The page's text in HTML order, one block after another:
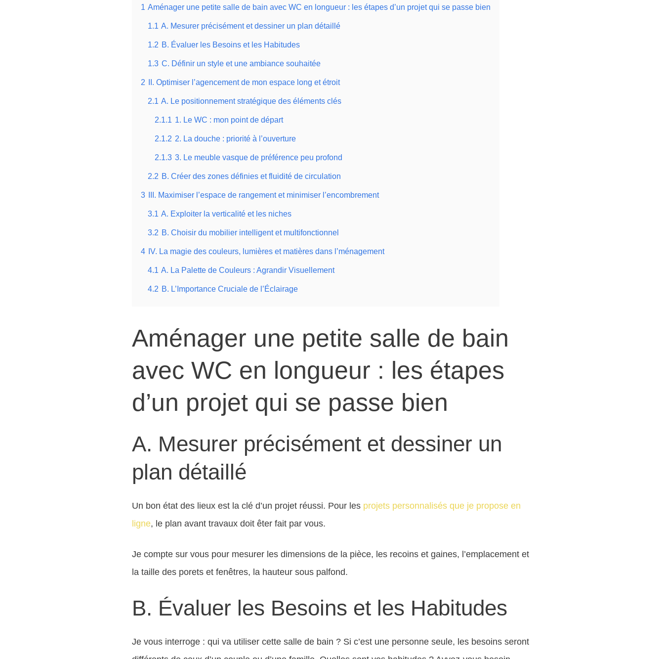
1 Aménager une petite salle de bain avec WC en longueur : les étapes d’un projet qui se passe bien
1.1 A. Mesurer précisément et dessiner un plan détaillé
1.2 B. Évaluer les Besoins et les Habitudes
1.3 C. Définir un style et une ambiance souhaitée
2 II. Optimiser l’agencement de mon espace long et étroit
2.1 A. Le positionnement stratégique des éléments clés
2.1.1 1. Le WC : mon point de départ
2.1.2 2. La douche : priorité à l’ouverture
2.1.3 3. Le meuble vasque de préférence peu profond
2.2 B. Créer des zones définies et fluidité de circulation
3 III. Maximiser l’espace de rangement et minimiser l’encombrement
3.1 A. Exploiter la verticalité et les niches
3.2 B. Choisir du mobilier intelligent et multifonctionnel
4 IV. La magie des couleurs, lumières et matières dans l’ménagement
4.1 A. La Palette de Couleurs : Agrandir Visuellement
4.2 B. L’Importance Cruciale de l’Éclairage
Aménager une petite salle de bain
avec WC en longueur : les étapes
d’un projet qui se passe bien
A. Mesurer précisément et dessiner un
plan détaillé
Un bon état des lieux est la clé d’un projet réussi. Pour les projets personnalisés que je propose en
ligne, le plan avant travaux doit êter fait par vous.
Je compte sur vous pour mesurer les dimensions de la pièce, les recoins et gaines, l’emplacement et
la taille des porets et fenêtres, la hauteur sous palfond.
B. Évaluer les Besoins et les Habitudes
Je vous interroge : qui va utiliser cette salle de bain ? Si c’est une personne seule, les besoins seront